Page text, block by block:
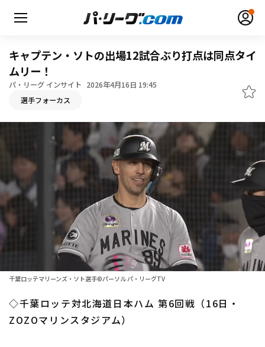
動画
日程・結果
順位表･成績
1軍公式戦
ファーム東地区
ファーム西地区
選手名鑑
選手名鑑トップ
北海道日本ハムファイターズ
東北楽天ゴールデンイーグルス
ニュース
キャプテン・ソトの出場12試合ぶり打点は同点タイ
ムリー！
パ・リーグ インサイト 2026年4月16日 19:45
選手フォーカス
千葉ロッテマリーンズ・ソト選手©パーソル パ・リーグTV
◇千葉ロッテ対北海道日本ハム 第6回戦（16日・
ZOZOマリンスタジアム）